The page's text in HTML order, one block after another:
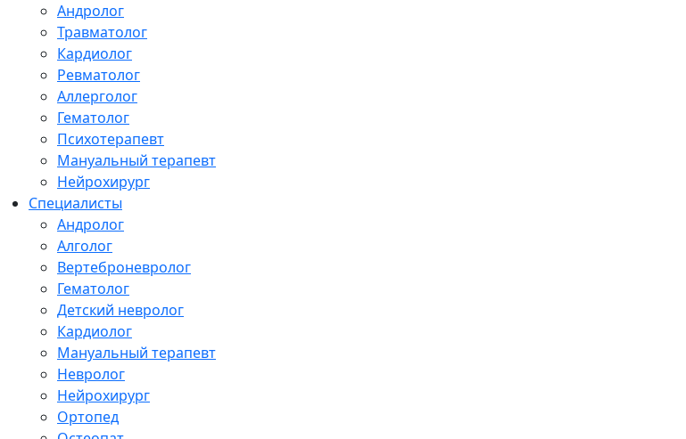
Андролог
Травматолог
Кардиолог
Ревматолог
Аллерголог
Гематолог
Психотерапевт
Мануальный терапевт
Нейрохирург
Специалисты
Андролог
Алголог
Вертеброневролог
Гематолог
Детский невролог
Кардиолог
Мануальный терапевт
Невролог
Нейрохирург
Ортопед